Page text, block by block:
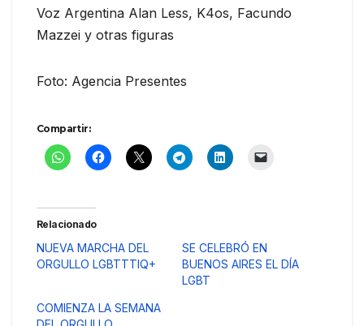
Voz Argentina Alan Less, K4os, Facundo
Mazzei y otras figuras
Foto: Agencia Presentes
Compartir:
Relacionado
NUEVA MARCHA DEL
ORGULLO LGBTTTIQ+
SE CELEBRÓ EN
BUENOS AIRES EL DÍA
LGBT
COMIENZA LA SEMANA